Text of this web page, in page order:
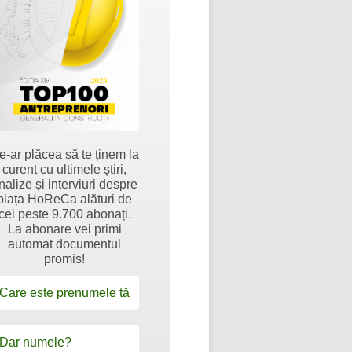
ar plăcea să te ținem la
curent cu ultimele știri,
și interviuri despre
HoReCa alături de
peste 9.700 abonați.
La abonare vei primi
automat documentul
promis!